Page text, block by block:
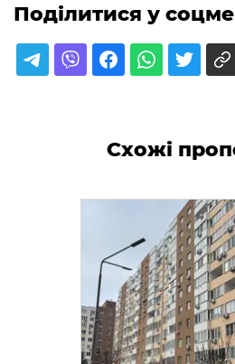
Поділитися у
Схожі